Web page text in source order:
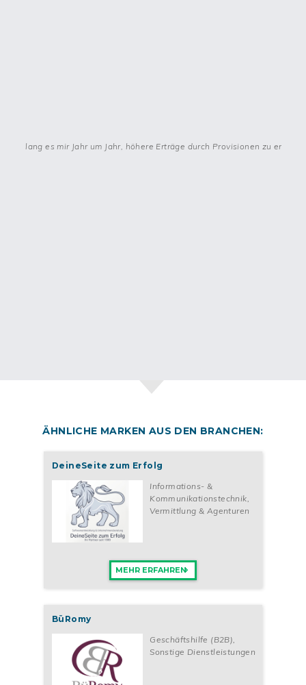
gelang es mir Jahr um Jahr, höhere Erträge durch Provisionen zu
ÄHNLICHE MARKEN AUS DEN BRANCHEN:
DeineSeite zum Erfolg
Informations- &
Kommunikationstechnik,
Vermittlung & Agenturen
MEHR ERFAHREN
BüRomy
Geschäftshilfe (B2B),
Sonstige Dienstleistungen